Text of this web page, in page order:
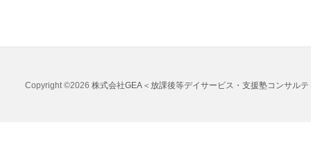
Copyright ©2026 株式会社GEA＜放課後等デイサービス・支援塾コンサル